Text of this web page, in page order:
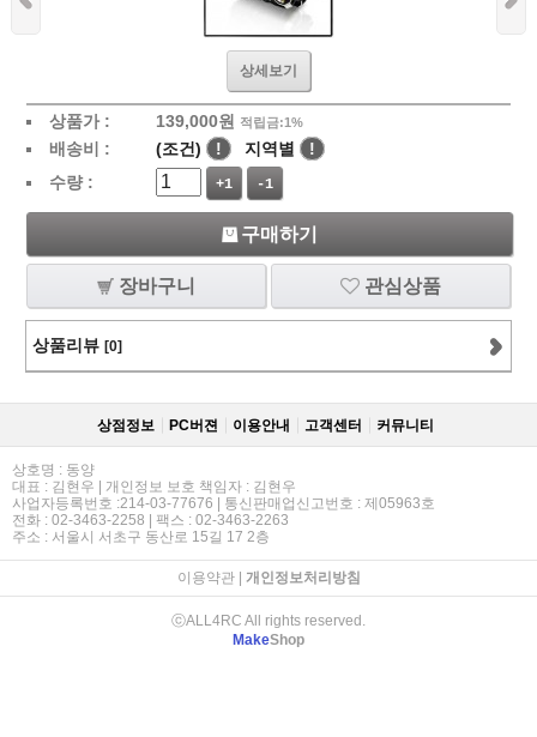
상세보기
상품가 : 139,000원 적립금:1%
배송비 : (조건) ! 지역별
!
수량 :
+1 -1
구매하기
장바구니 관심상품
상품리뷰 [0]
상점정보 PC버젼 이용안내 고객센터 커뮤니티
상호명 : 동양
대표 : 김현우 | 개인정보 보호 책임자 : 김현우
사업자등록번호 :214-03-77676 | 통신판매업신고번호 : 제05963호
전화 : 02-3463-2258 | 팩스 : 02-3463-2263
주소 : 서울시 서초구 동산로 15길 17 2층
이용약관| 개인정보처리방침
ⓒALL4RC All rights reserved.
MakeShop